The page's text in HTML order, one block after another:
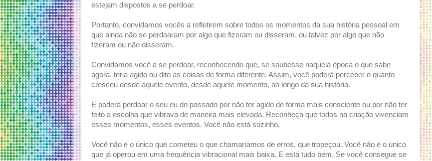
estejam dispostos a se perdoar.
Portanto, convidamos vocês a refletirem sobre todos os momentos da sua história pessoal em
que ainda não se perdoaram por algo que fizeram ou disseram, ou talvez por algo que não
fizeram ou não disseram.
Convidamos você a se perdoar, reconhecendo que, se soubesse naquela época o que sabe
agora, teria agido ou dito as coisas de forma diferente. Assim, você poderá perceber o quanto
cresceu desde aquele evento, desde aquele momento, ao longo da sua história.
E poderá perdoar o seu eu do passado por não ter agido de forma mais consciente ou por não ter
feito a escolha que vibrava de maneira mais elevada. Reconheça que todos na criação vivenciam
esses momentos, esses eventos. Você não está sozinho.
Você não é o único que cometeu o que chamaríamos de erros, que tropeçou. Você não é o único
que já operou em uma frequência vibracional mais baixa. E está tudo bem. Se você consegue se